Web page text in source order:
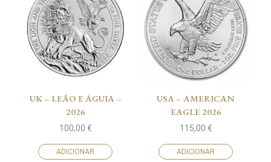
UK – LEÃO E ÁGUIA –
2026
100,00 €
ADICIONAR
USA – AMERICAN
EAGLE 2026
115,00 €
ADICIONAR